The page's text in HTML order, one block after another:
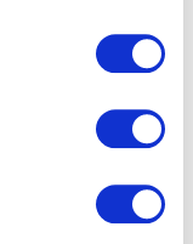
bike (foto Paolo